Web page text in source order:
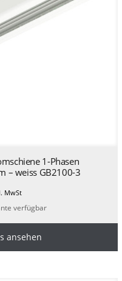
1-Phasen
– weiss GB2100-3
MwSt
verfügbar
ansehen